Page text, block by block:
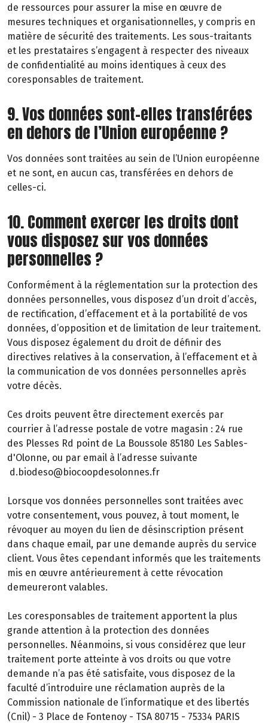
de ressources pour assurer la mise en œuvre de
mesures techniques et organisationnelles, y compris en
matière de sécurité des traitements. Les sous-traitants
et les prestataires s’engagent à respecter des niveaux
de confidentialité au moins identiques à ceux des
coresponsables de traitement.
9. Vos données sont-elles transférées
en dehors de l’Union européenne ?
Vos données sont traitées au sein de l’Union européenne
et ne sont, en aucun cas, transférées en dehors de
celles-ci.
10. Comment exercer les droits dont
vous disposez sur vos données
personnelles ?
Conformément à la réglementation sur la protection des
données personnelles, vous disposez d’un droit d’accès,
de rectification, d’effacement et à la portabilité de vos
données, d’opposition et de limitation de leur traitement.
Vous disposez également du droit de définir des
directives relatives à la conservation, à l’effacement et à
la communication de vos données personnelles après
votre décès.
Ces droits peuvent être directement exercés par
courrier à l’adresse postale de votre magasin : 24 rue
des Plesses Rd point de La Boussole 85180 Les Sables-
d'Olonne, ou par email à l’adresse suivante
d.biodeso@biocoopdesolonnes.fr
Lorsque vos données personnelles sont traitées avec
votre consentement, vous pouvez, à tout moment, le
révoquer au moyen du lien de désinscription présent
dans chaque email, par une demande auprès du service
client. Vous êtes cependant informés que les traitements
mis en œuvre antérieurement à cette révocation
demeureront valables.
Les coresponsables de traitement apportent la plus
grande attention à la protection des données
personnelles. Néanmoins, si vous considérez que leur
traitement porte atteinte à vos droits ou que votre
demande n’a pas été satisfaite, vous disposez de la
faculté d’introduire une réclamation auprès de la
Commission nationale de l’informatique et des libertés
(Cnil) - 3 Place de Fontenoy - TSA 80715 - 75334 PARIS